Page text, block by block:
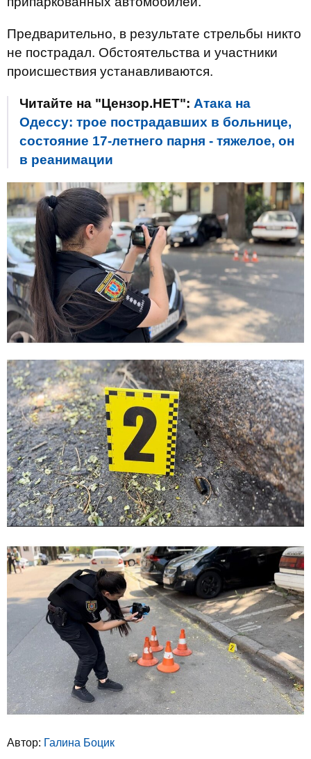
Предварительно, в результате стрельбы никто
не пострадал. Обстоятельства и участники
происшествия устанавливаются.
Читайте на "Цензор.НЕТ": Атака на
Одессу: трое пострадавших в больнице,
состояние 17-летнего парня - тяжелое, он
в реанимации
Автор: Галина Боцик